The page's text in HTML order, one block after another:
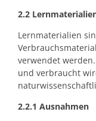
2.2
Lernmaterialien
verwendet
und verbraucht
2.2.1 Ausnahmen